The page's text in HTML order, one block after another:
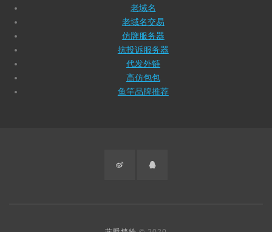
老域名
老域名交易
仿牌服务器
抗投诉服务器
代发外链
高仿包包
鱼竿品牌推荐
微 QQ